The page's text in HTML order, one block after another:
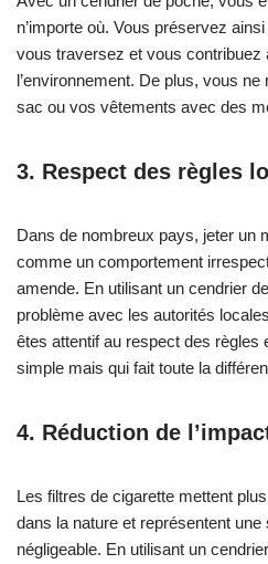
valeur
pour
la
même
n’importe où. Vous préservez
vous traversez et vous contribuez
l’environnement. De plus, vous
sac ou vos vêtements avec des
3. Respect des règles
Dans de nombreux pays, jeter un
comme un comportement
amende. En utilisant un cendrier
problème avec les autorités
êtes attentif au respect des règles
simple mais qui fait toute la
4. Réduction de
Les filtres de cigarette mettent
dans la nature et représentent
négligeable. En utilisant un